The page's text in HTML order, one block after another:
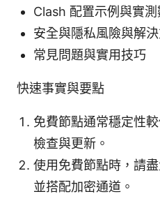
Clash 配置示例與實測
安全與隱私風險與解
常見問題與實用技巧
快速事實與要點
免費節點通常穩定性
檢查與更新。
使用免費節點時，請
並搭配加密通道。